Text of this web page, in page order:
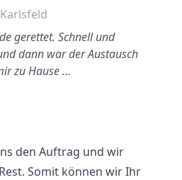
Karlsfeld
gerettet. Schnell und
dann war der Austausch
zu Hause …
den Auftrag und wir
Somit können wir Ihr